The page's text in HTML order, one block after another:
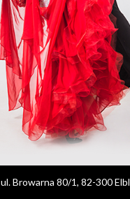
ul. Browarna 80/1, 82-300